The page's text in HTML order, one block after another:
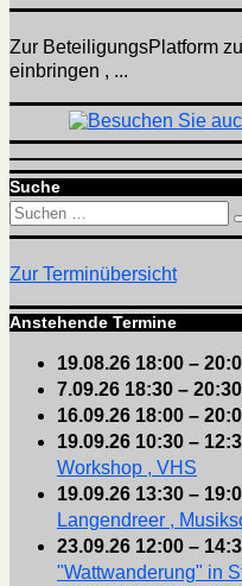
Zur BeteiligungsPlatform
einbringen , ...
Suche
Suchen
nach:
Zur Terminübersicht
Anstehende Termine
19.08.26 18:00 –
7.09.26 18:30 – 20:30
16.09.26 18:00 –
19.09.26 10:30 –
Workshop , VHS
19.09.26 13:30 –
Langendreer ,
23.09.26 12:00 –
"Wattwanderung" in